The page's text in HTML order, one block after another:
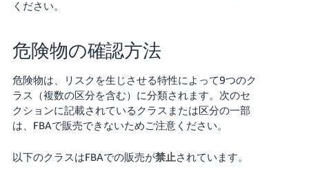
ください。
危険物の確認方法
危険物は、リスクを生じさせる特性によって9つのク
ラス（複数の区分を含む）に分類されます。次のセ
クションに記載されているクラスまたは区分の一部
は、FBAで販売できないためご注意ください。
以下のクラスはFBAでの販売が禁止されています。